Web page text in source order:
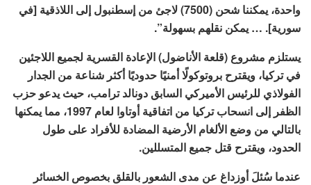
واحدة، يمكننا شحن (7500) لاجئ من إسطنبول إلى اللاذقية [في
سورية]. … يمكن نقلهم بسهولة”.
يستلزم مشروع (قلعة الأناضول) الإعادة القسرية لجميع اللاجئين
في تركيا، ويقترح بروتوكولًا أمنيًا حدوديًا أكثر شناعة من الجدار
الفولاذي للرئيس الأميركي السابق دونالد ترامب، حيث يدعو حزب
الظفر إلى انسحاب تركيا من اتفاقية أوتاوا لعام 1997، مما يمكنها
بالتالي من وضع الألغام الأرضية المضادة للأفراد على طول
الحدود، ويقترح قتل جميع المتسللين.
عندما سُئلَ أوزداغ عن مدى الشعور بالقلق بخصوص الخسائر